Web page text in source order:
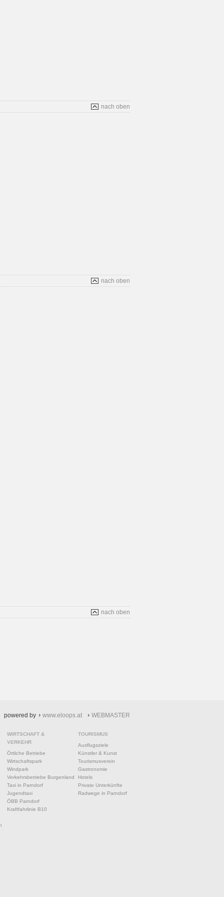
nach oben
nach oben
nach oben
powered by www.eloops.at WEBMASTER
WIRTSCHAFT &
VERKEHR
Örtliche Betriebe
Wirtschaftspark
Windpark
Verkehrsbetriebe Burgenland
Taxi in Parndorf
Jugendtaxi
ÖBB Parndorf
Kraftfahrlinie B10
TOURISMUS
Ausflugsziele
Künstler & Kunst
Tourismusverein
Gastronomie
Hotels
Private Unterkünfte
Radwege in Parndorf